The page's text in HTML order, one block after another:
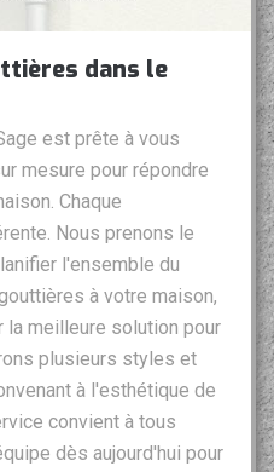
dans le
est prête à vous
mesure pour répondre
Chaque
Nous prenons le
l'ensemble du
à votre maison,
la meilleure solution pour
plusieurs styles et
à l'esthétique de
convient à tous
dès aujourd'hui pour